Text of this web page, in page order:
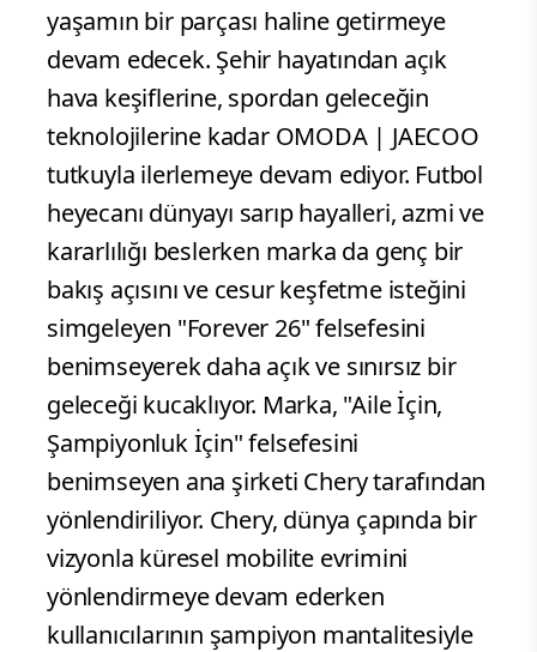
yaşamın bir parçası haline getirmeye
devam edecek. Şehir hayatından açık
hava keşiflerine, spordan geleceğin
teknolojilerine kadar OMODA | JAECOO
tutkuyla ilerlemeye devam ediyor. Futbol
heyecanı dünyayı sarıp hayalleri, azmi ve
kararlılığı beslerken marka da genç bir
bakış açısını ve cesur keşfetme isteğini
simgeleyen "Forever 26" felsefesini
benimseyerek daha açık ve sınırsız bir
geleceği kucaklıyor. Marka, "Aile İçin,
Şampiyonluk İçin" felsefesini
benimseyen ana şirketi Chery tarafından
yönlendiriliyor. Chery, dünya çapında bir
vizyonla küresel mobilite evrimini
yönlendirmeye devam ederken
kullanıcılarının şampiyon mantalitesiyle